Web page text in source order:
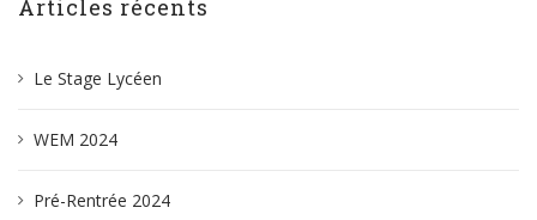
Articles récents
Le Stage Lycéen
WEM 2024
Pré-Rentrée 2024